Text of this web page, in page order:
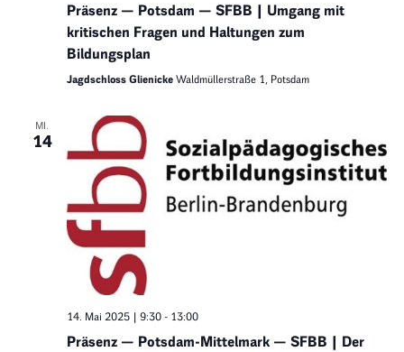
Präsenz — Potsdam — SFBB | Umgang mit
kritischen Fragen und Haltungen zum
Bildungsplan
Jagdschloss Glienicke Waldmüllerstraße 1, Potsdam
MI.
14
14. Mai 2025 | 9:30- 13:00
Präsenz — Potsdam-Mittelmark — SFBB | Der